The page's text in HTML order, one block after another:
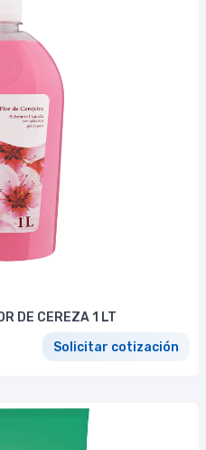
DE CEREZA 1 LT
Solicitar cotización